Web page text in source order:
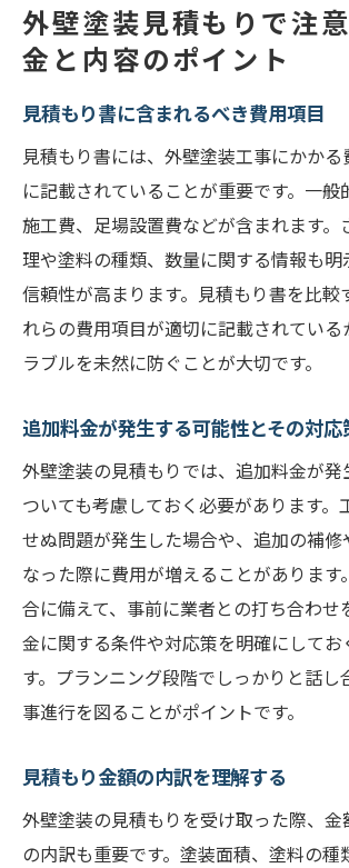
外壁塗装見積もりで注
金と内容のポイント
見積もり書に含まれるべき費用項目
見積もり書には、外壁塗装工事にかか
に記載されていることが重要です。一般
施工費、足場設置費などが含まれます。
理や塗料の種類、数量に関する情報も明
信頼性が高まります。見積もり書を比較
れらの費用項目が適切に記載されている
ラブルを未然に防ぐことが大切です。
追加料金が発生する可能性とその対応
外壁塗装の見積もりでは、追加料金が発
ついても考慮しておく必要があります。
せぬ問題が発生した場合や、追加の補修
なった際に費用が増えることがあります
合に備えて、事前に業者との打ち合わせ
金に関する条件や対応策を明確にしてお
す。プランニング段階でしっかりと話し
事進行を図ることがポイントです。
見積もり金額の内訳を理解する
外壁塗装の見積もりを受け取った際、金
の内訳も重要です。塗装面積、塗料の種